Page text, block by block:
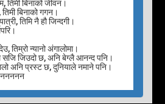
तिमी बिनाको जीवन।
बिनाको गगन।
तिमि नै हौ जिन्दगी।
तिम्रो न्यानो अंगालोमा।
सजि जिउदो छ, अनि बेग्लै आनन्द पनि।
अनि प्रस्ट छ, दुनियाले नमाने पनि।